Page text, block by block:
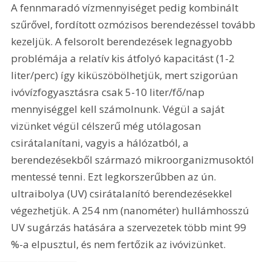
A fennmaradó vízmennyiséget pedig kombinált
szűrővel, fordított ozmózisos berendezéssel tovább
kezeljük. A felsorolt berendezések legnagyobb
problémája a relatív kis átfolyó kapacitást (1-2
liter/perc) így kiküszöbölhetjük, mert szigorúan
ivóvízfogyasztásra csak 5-10 liter/fő/nap
mennyiséggel kell számolnunk. Végül a saját
vizünket végül célszerű még utólagosan
csirátalanítani, vagyis a hálózatból, a
berendezésekből származó mikroorganizmusoktól
mentessé tenni. Ezt legkorszerűbben az ún.
ultraibolya (UV) csirátalanító berendezésekkel
végezhetjük. A 254 nm (nanométer) hullámhosszú
UV sugárzás hatására a szervezetek több mint 99
%-a elpusztul, és nem fertőzik az ivóvizünket.